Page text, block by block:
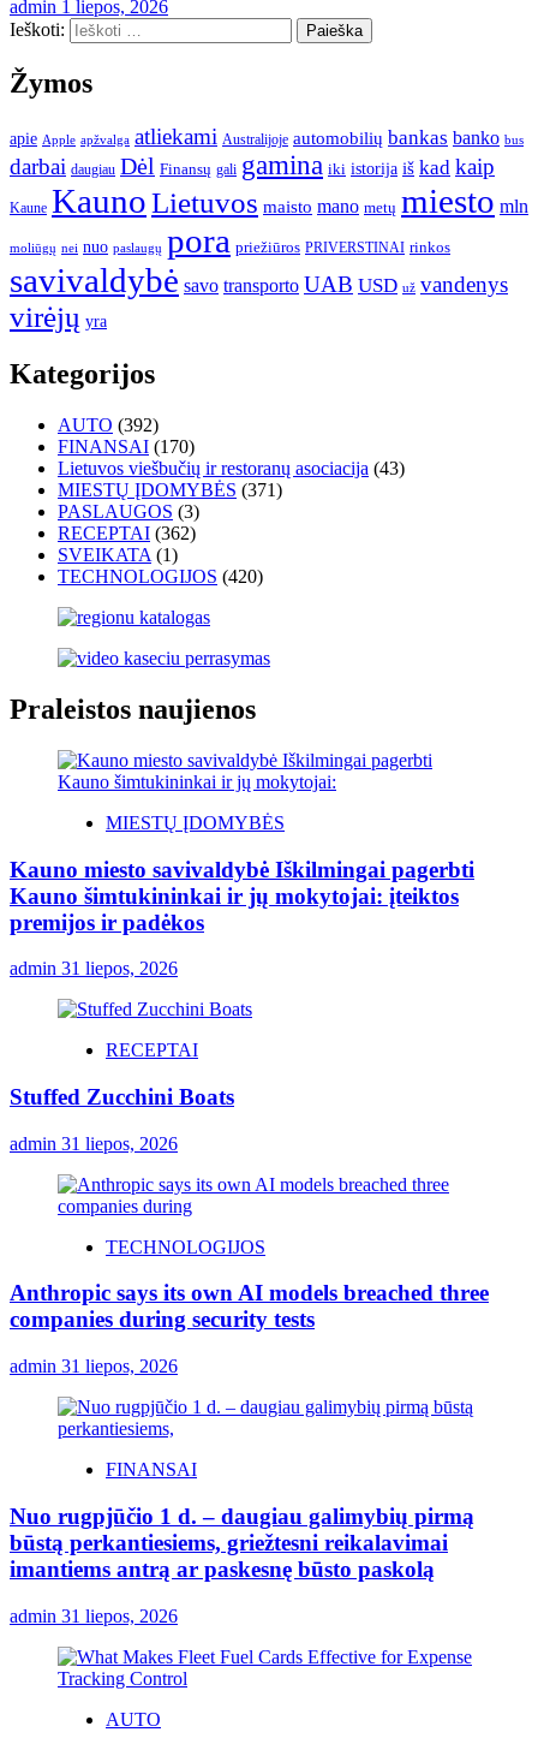
admin 1 liepos, 2026
Ieškoti:
Žymos
apie Apple apžvalga atliekami Australijoje automobilių bankas banko bus
darbai daugiau Dėl Finansų gali gamina iki istorija iš kad kaip
Kaune KaunoLietuvos maisto mano metų miesto mln
moliūgų nei nuo paslaugų pora priežiūros PRIVERSTINAI rinkos
savivaldybė savo transporto UAB USD už vandenys
virėjų yra
Kategorijos
AUTO (392)
FINANSAI (170)
Lietuvos viešbučių ir restoranų asociacija (43)
MIESTŲ ĮDOMYBĖS (371)
PASLAUGOS (3)
RECEPTAI (362)
SVEIKATA (1)
TECHNOLOGIJOS (420)
Praleistos naujienos
MIESTŲ ĮDOMYBĖS
Kauno miesto savivaldybė Iškilmingai pagerbti
Kauno šimtukininkai ir jų mokytojai: įteiktos
premijos ir padėkos
admin 31 liepos, 2026
RECEPTAI
Stuffed Zucchini Boats
admin 31 liepos, 2026
TECHNOLOGIJOS
Anthropic says its own AI models breached three
companies during security tests
admin 31 liepos, 2026
FINANSAI
Nuo rugpjūčio 1 d. – daugiau galimybių pirmą
būstą perkantiesiems, griežtesni reikalavimai
imantiems antrą ar paskesnę būsto paskolą
admin 31 liepos, 2026
AUTO